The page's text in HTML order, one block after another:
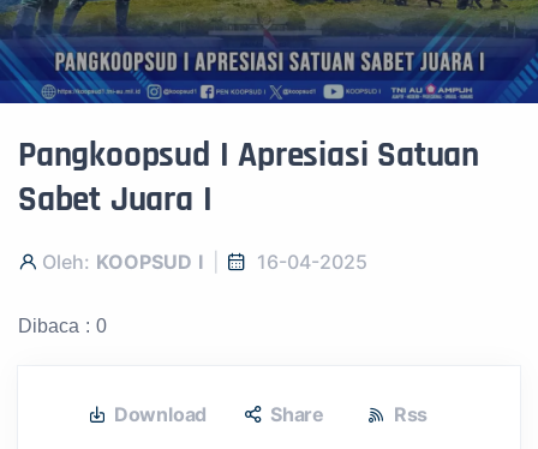
Pangkoopsud I Apresiasi Satuan
Sabet Juara I
Oleh: KOOPSUD I 16-04-2025
Dibaca : 0
Download Share Rss